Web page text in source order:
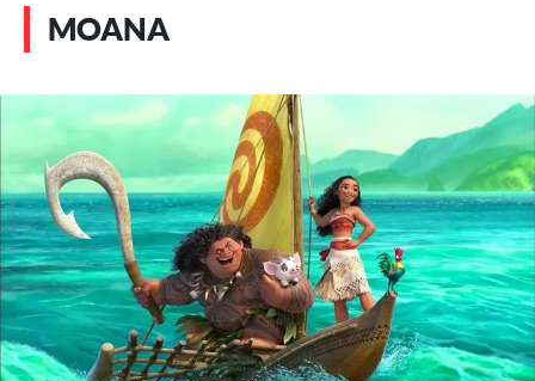
MOANA